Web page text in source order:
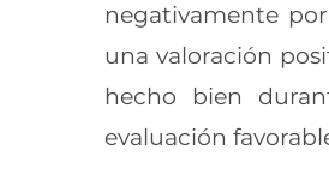
negativamente
una valoración
hecho bien
evaluación